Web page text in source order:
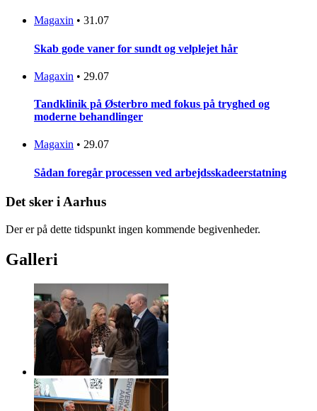
Magaxin • 31.07
Skab gode vaner for sundt og velplejet hår
Magaxin • 29.07
Tandklinik på Østerbro med fokus på tryghed og
moderne behandlinger
Magaxin • 29.07
Sådan foregår processen ved arbejdsskadeerstatning
Det sker i Aarhus
Der er på dette tidspunkt ingen kommende begivenheder.
Galleri